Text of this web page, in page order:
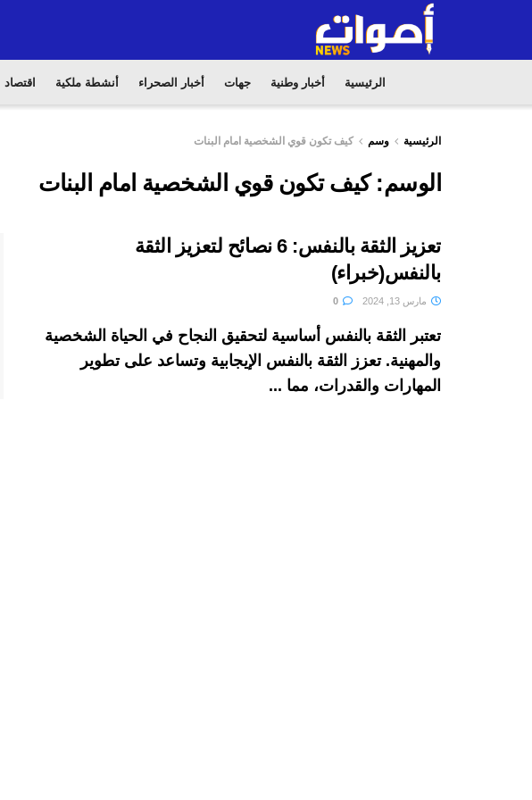
الرئيسية أخبار وطنية جهات أخبار الصحراء أنشطة ملكية اقتصاد
الرئيسية وسم كيف تكون قوي الشخصية امام البنات
الوسم:كيف تكون قوي الشخصية امام البنات
تعزيز الثقة بالنفس: 6 نصائح لتعزيز الثقة
بالنفس(خبراء)
مارس 13, 2024
تعتبر الثقة بالنفس أساسية لتحقيق النجاح في الحياة الشخصية
والمهنية. تعزز الثقة بالنفس الإيجابية وتساعد على تطوير
المهارات والقدرات، مما ...